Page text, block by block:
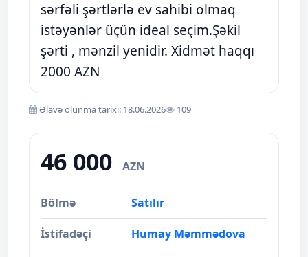
sərfəli şərtlərlə ev sahibi olmaq
istəyənlər üçün ideal seçim.Şəkil
şərti , mənzil yenidir. Xidmət haqqı
2000 AZN
Əlavə olunma tarixi: 18.06.2026 109
46 000 AZN
Bölmə Satılır
İstifadəçi Humay Məmmədova